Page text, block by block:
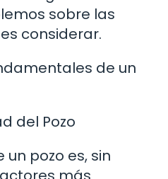
sobre las
considerar.
de un
del Pozo
pozo es, sin